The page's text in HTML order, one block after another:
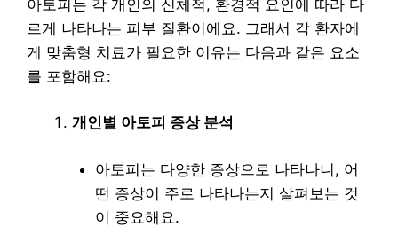
아토피는 각 개인의 신체적, 환경적 요인에 따라 다
르게 나타나는 피부 질환이에요. 그래서 각 환자에
게 맞춤형 치료가 필요한 이유는 다음과 같은 요소
를 포함해요:
개인별 아토피 증상 분석
아토피는 다양한 증상으로 나타나니, 어
떤 증상이 주로 나타나는지 살펴보는 것
이 중요해요.